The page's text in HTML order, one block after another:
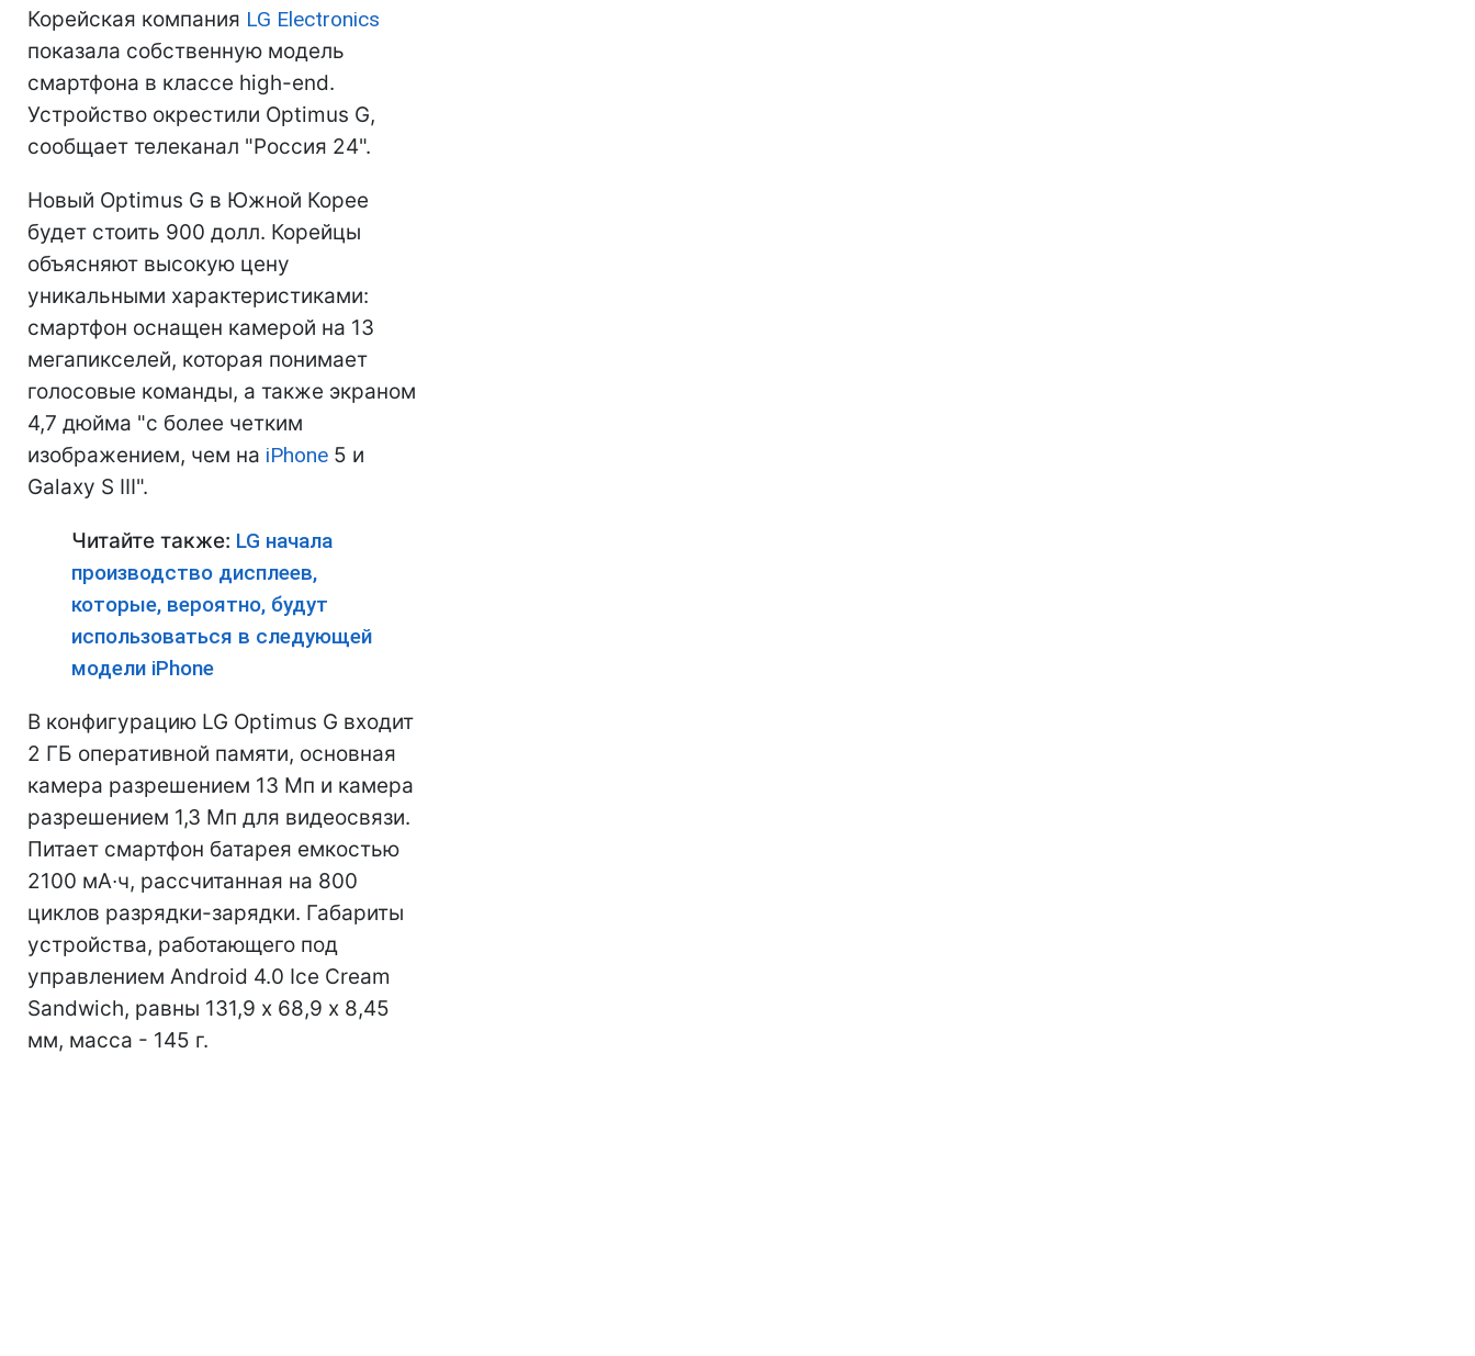
Корейская компания LG Electronics
показала собственную модель
смартфона в классе high-end.
Устройство окрестили Optimus G,
сообщает телеканал "Россия 24".
Новый Optimus G в Южной Корее
будет стоить 900 долл. Корейцы
объясняют высокую цену
уникальными характеристиками:
смартфон оснащен камерой на 13
мегапикселей, которая понимает
голосовые команды, а также экраном
4,7 дюйма "с более четким
изображением, чем на iPhone 5 и
Galaxy S III".
Читайте также: LG начала
производство дисплеев,
которые, вероятно, будут
использоваться в следующей
модели iPhone
В конфигурацию LG Optimus G входит
2 ГБ оперативной памяти, основная
камера разрешением 13 Мп и камера
разрешением 1,3 Мп для видеосвязи.
Питает смартфон батарея емкостью
2100 мА∙ч, рассчитанная на 800
циклов разрядки-зарядки. Габариты
устройства, работающего под
управлением Android 4.0 Ice Cream
Sandwich, равны 131,9 х 68,9 х 8,45
мм, масса - 145 г.